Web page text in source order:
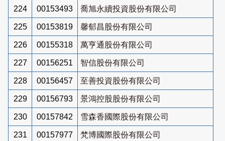
224 00153493 喬旭永續投資股份有限公司
225 00153819 馨郁昌股份有限公司
226 00155318 萬亨通股份有限公司
227 00156251 智信股份有限公司
228 00156457 至善投資股份有限公司
229 00156793 景鴻控股股份有限公司
230 00157842 雪森香國際股份有限公司
231 00157977 梵博國際股份有限公司